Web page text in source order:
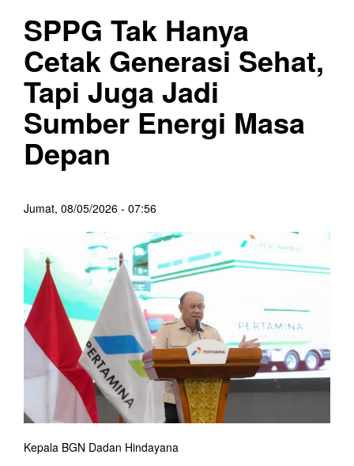
SPPG Tak Hanya
Cetak Generasi Sehat,
Tapi Juga Jadi
Sumber Energi Masa
Depan
Jumat, 08/05/2026 - 07:56
Kepala BGN Dadan Hindayana